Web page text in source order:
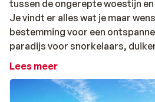
tussen de ongerepte woestijn
Je vindt er alles wat je maar
bestemming voor een
paradijs voor snorkelaars,
bestaat uit verschillende wijken
centrum Dahar waar je de
Lees meer